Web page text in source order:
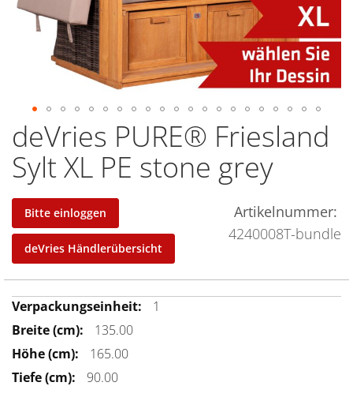
deVries PURE® Friesland
Sylt XL PE stone grey
Bitte einloggen
deVries Händlerübersicht
Artikelnummer
4240008T-bundle
Mehr
Informationen
1
135.00
165.00
90.00
Zum
Anfang
der
Bildergalerie
springen